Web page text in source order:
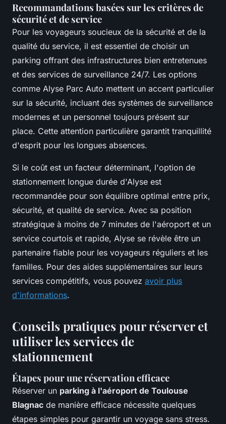
Recommandations basées sur les critères de
sécurité et de service
Pour les voyageurs soucieux de la sécurité et de la
qualité du service, il est essentiel de choisir un
parking offrant des infrastructures bien entretenues
et des services de surveillance 24/7. Les options
comme Alyse Parc Auto mettent un accent particulier
sur la sécurité, incluant des systèmes de surveillance
modernes et un personnel toujours présent sur
place. Cette attention particulière garantit tranquillité
d'esprit pour les longues absences.
Si le coût est un facteur déterminant, l'option de
stationnement longue durée d'Alyse est
recommandée pour son équilibre optimal entre prix,
sécurité, et qualité de service. Avec sa position
stratégique à moins de 7 minutes de l'aéroport et un
service courtois et rapide, Alyse se révèle être un
partenaire fiable pour les voyageurs réguliers et les
familles. Pour des aides supplémentaires sur leurs
services compétitifs, vous pouvez avoir plus
d'informations.
Conseils pratiques pour réserver et
utiliser les services de
stationnement
Étapes pour une réservation efficace
Réserver un parking à l'aéroport de Toulouse
Blagnac de manière efficace nécessite quelques
étapes simples pour garantir un voyage sans stress.